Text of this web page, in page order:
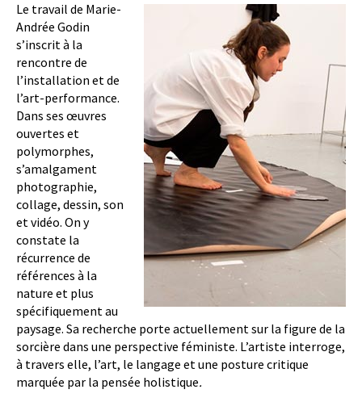
Le travail de Marie-
Andrée Godin
s’inscrit à la
rencontre de
l’installation et de
l’art-performance.
Dans ses œuvres
ouvertes et
polymorphes,
s’amalgament
photographie,
collage, dessin, son
et vidéo. On y
constate la
récurrence de
références à la
nature et plus
spécifiquement au
paysage. Sa recherche porte actuellement sur la figure de la
sorcière dans une perspective féministe. L’artiste interroge,
à travers elle, l’art, le langage et une posture critique
marquée par la pensée holistique.